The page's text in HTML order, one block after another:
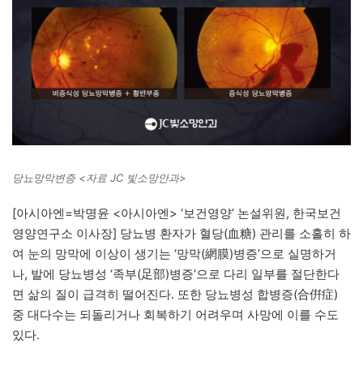
당뇨망막변증 <자료 JC 빛소망안과>
[아시아엔=박명윤 <아시아엔> ‘보건영양’ 논설위원, 한국보건
영양연구소 이사장] 당뇨병 환자가 혈당(血糖) 관리를 소홀히 하
여 눈의 망막에 이상이 생기는 ‘망막(網膜)병증’으로 실명하거
나, 발에 당뇨병성 ‘족부(足部)병증’으로 다리 일부를 절단한다
면 삶의 질이 급격히 떨어진다. 또한 당뇨병성 합병증(合倂症)
중 대다수는 되돌리거나 회복하기 어려우며 사망에 이를 수도
있다.